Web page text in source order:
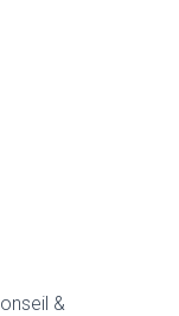
&